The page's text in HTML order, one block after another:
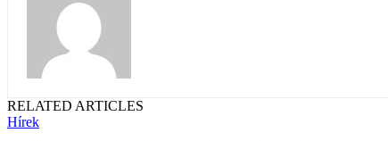
RELATED ARTICLES
Hírek